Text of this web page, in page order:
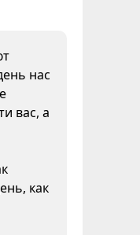
нас
вас, а
как